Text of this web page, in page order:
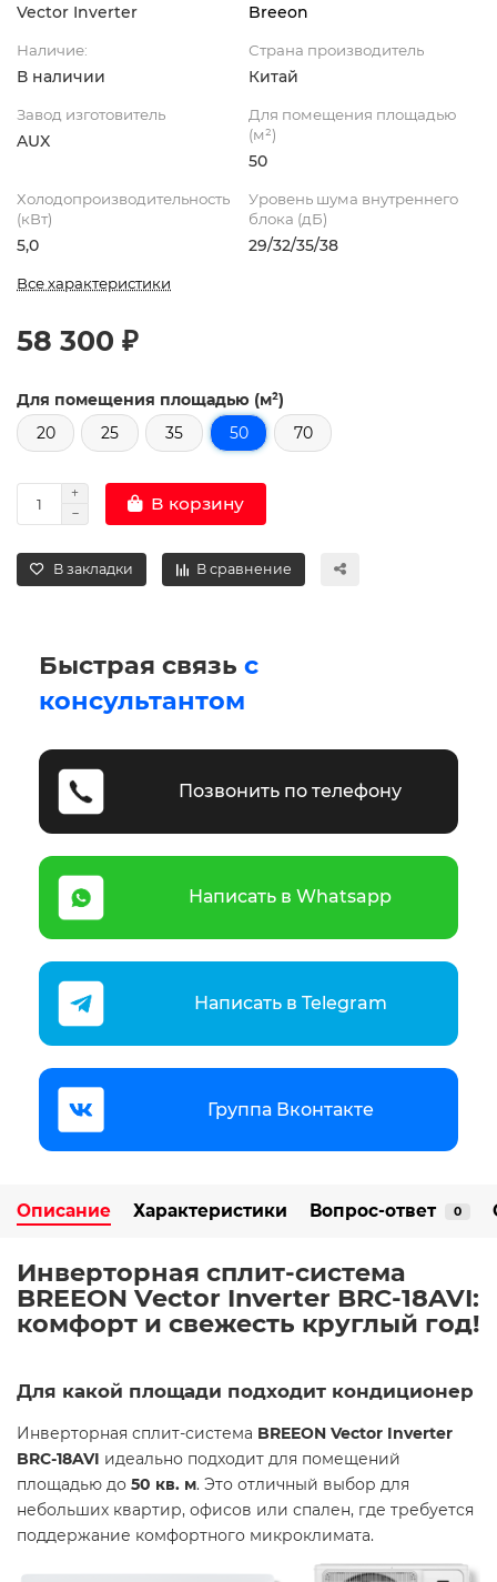
Vector Inverter Breeon
Наличие:
В наличии
Страна производитель
Китай
Завод изготовитель
AUX
Для помещения площадью
(м²)
50
Холодопроизводительность
(кВт)
5,0
Уровень шума внутреннего
блока (дБ)
29/32/35/38
Все характеристики
58 300 ₽
Для помещения площадью (м²)
20
25 35 50 70
В корзину
В закладки В сравнение
Быстрая связь с
консультантом
Позвонить по телефону
Написать в Whatsapp
Написать в Telegram
Группа Вконтакте
Описание Характеристики Вопрос-ответ 0
Инверторная сплит-система
BREEON Vector Inverter BRC-18AVI:
комфорт и свежесть круглый год!
Для какой площади подходит кондиционер
Инверторная сплит-система BREEON Vector Inverter
BRC-18AVI идеально подходит для помещений
площадью до 50 кв. м. Это отличный выбор для
небольших квартир, офисов или спален, где требуется
поддержание комфортного микроклимата.